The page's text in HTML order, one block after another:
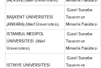
BAŞKENT ÜNİVERSİTESİ
(ANKARA) (Vakıf Üniversitesi)
Güzel Sanatlar
Tasarım ve
Mimarlık Fakültesi
İSTANBUL MEDİPOL
ÜNİVERSİTESİ (Vakıf
Üniversitesi)
Güzel Sanatlar
Tasarım ve
Mimarlık Fakültesi
İSTİNYE ÜNİVERSİTESİ
Güzel Sanatlar
Tasarım ve